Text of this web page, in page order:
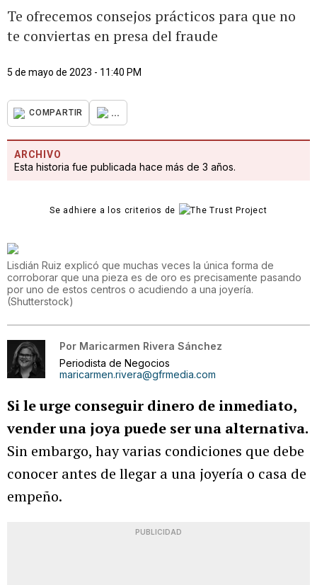
Te ofrecemos consejos prácticos para que no
te conviertas en presa del fraude
5 de mayo de 2023 - 11:40 PM
COMPARTIR ...
ARCHIVO
Esta historia fue publicada hace más de 3 años.
Se adhiere a los criterios de
Lisdián Ruiz explicó que muchas veces la única forma de
corroborar que una pieza es de oro es precisamente pasando
por uno de estos centros o acudiendo a una joyería.
(Shutterstock)
Por Maricarmen Rivera Sánchez
Periodista de Negocios
maricarmen.rivera@gfrmedia.com
Si le urge conseguir dinero de inmediato,
vender una joya puede ser una alternativa.
Sin embargo, hay varias condiciones que debe
conocer antes de llegar a una joyería o casa de
empeño.
PUBLICIDAD